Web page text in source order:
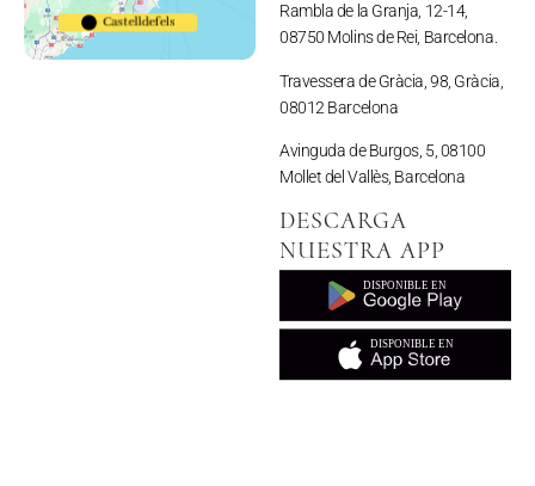
Castelldefels
Rambla de la Granja, 12-14,
08750 Molins de Rei, Barcelona.
Travessera de Gràcia, 98, Gràcia,
08012 Barcelona
Avinguda de Burgos, 5, 08100
Mollet del Vallès, Barcelona
DESCARGA
NUESTRA APP